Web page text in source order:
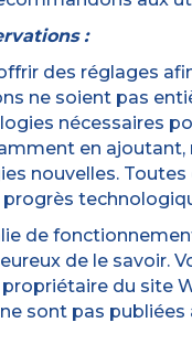
:
des réglages
ne soient pas
en
nouvelles.
de
de le savoir.
du site
sont pas